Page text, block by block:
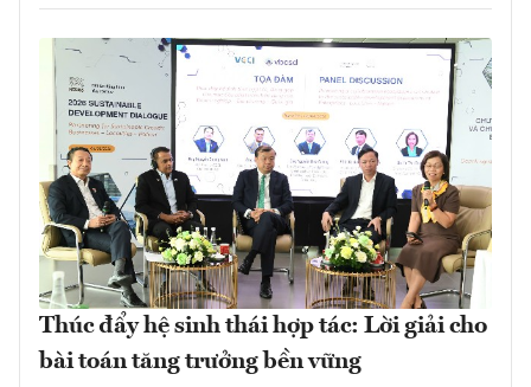
Thúc đẩy hệ sinh thái hợp tác: Lời giải cho
bài toán tăng trưởng bền vững